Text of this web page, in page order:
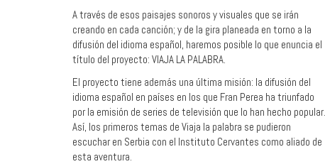
A través de esos paisajes sonoros y visuales que se irán
creando en cada canción; y de la gira planeada en torno a la
difusión del idioma español, haremos posible lo que enuncia el
título del proyecto: VIAJA LA PALABRA.
El proyecto tiene además una última misión: la difusión del
idioma español en países en los que Fran Perea ha triunfado
por la emisión de series de televisión que lo han hecho popular.
Así, los primeros temas de Viaja la palabra se pudieron
escuchar en Serbia con el Instituto Cervantes como aliado de
esta aventura.